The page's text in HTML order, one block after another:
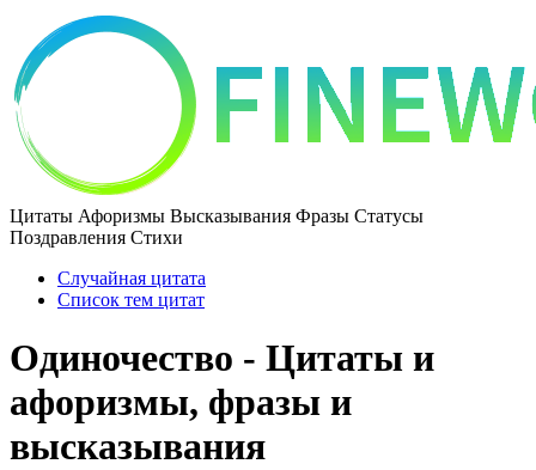
Цитаты Афоризмы Высказывания Фразы Статусы
Поздравления Стихи
Случайная цитата
Список тем цитат
Одиночество - Цитаты и
афоризмы, фразы и
высказывания